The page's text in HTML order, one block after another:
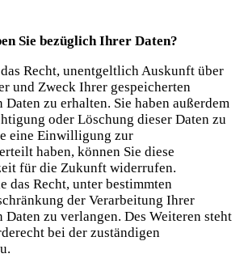
Sie bezüglich Ihrer Daten?
Recht, unentgeltlich Auskunft über
und Zweck Ihrer gespeicherten
Daten zu erhalten. Sie haben außerdem
oder Löschung dieser Daten zu
eine Einwilligung zur
haben, können Sie diese
für die Zukunft widerrufen.
das Recht, unter bestimmten
der Verarbeitung Ihrer
Daten zu verlangen. Des Weiteren steht
bei der zuständigen